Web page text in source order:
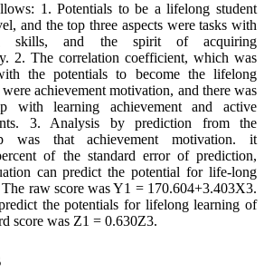
1. Potentials to be a lifelong student
and the top three aspects were tasks with
skills, and the spirit of acquiring
2. The correlation coefficient, which was
the potentials to become the lifelong
achievement motivation, and there was
with learning achievement and active
3. Analysis by prediction from the
was that achievement motivation. it
of the standard error of prediction,
can predict the potential for life-long
raw score was Y1 = 170.604+3.403X3.
the potentials for lifelong learning of
score was Z1 = 0.630Z3.